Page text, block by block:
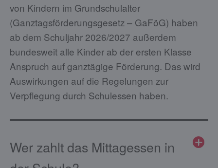
von Kindern im Grundschulalter
(Ganztagsförderungsgesetz – GaFöG) haben
ab dem Schuljahr 2026/2027 außerdem
bundesweit alle Kinder ab der ersten Klasse
Anspruch auf ganztägige Förderung. Das wird
Auswirkungen auf die Regelungen zur
Verpflegung durch Schulessen haben.
Wer zahlt das Mittagessen in